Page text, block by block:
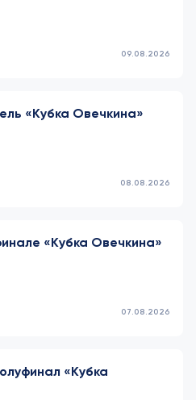
09.08.2026
«Кубка Овечкина»
08.08.2026
«Кубка Овечкина»
07.08.2026
«Кубка